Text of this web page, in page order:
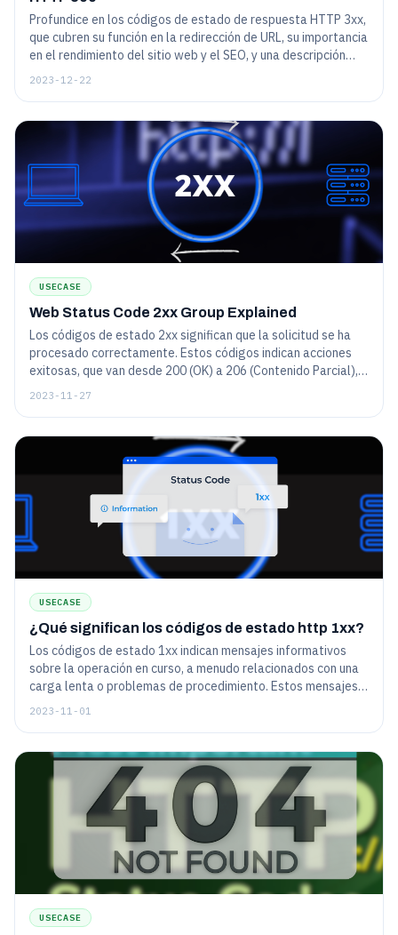
Profundice en los códigos de estado de respuesta HTTP 3xx,
que cubren su función en la redirección de URL, su importancia
en el rendimiento del sitio web y el SEO, y una descripción
general de códigos comunes como 301 (redireccionamiento
2023-12-22
USECASE
Web Status Code 2xx Group Explained
Los códigos de estado 2xx significan que la solicitud se ha
procesado correctamente. Estos códigos indican acciones
exitosas, que van desde 200 (OK) a 206 (Contenido Parcial),
confirmando la comunicación efectiva entre el cliente y el
2023-11-27
USECASE
¿Qué significan los códigos de estado http 1xx?
Los códigos de estado 1xx indican mensajes informativos
sobre la operación en curso, a menudo relacionados con una
carga lenta o problemas de procedimiento. Estos mensajes
no son visibles para el usuario final y no indican ningún error
2023-11-01
USECASE